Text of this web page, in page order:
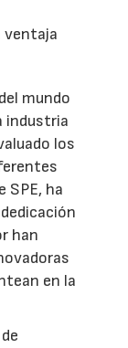
ventaja
mundo
industria
los
SPE, ha
han
en la